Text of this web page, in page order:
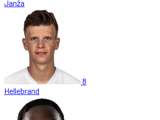
Janža
8
Hellebrand